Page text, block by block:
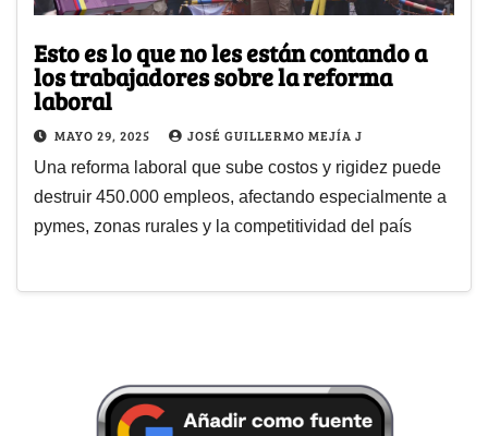
Esto es lo que no les están contando a
los trabajadores sobre la reforma
laboral
MAYO 29, 2025 JOSÉ GUILLERMO MEJÍA J
Una reforma laboral que sube costos y rigidez puede
destruir 450.000 empleos, afectando especialmente a
pymes, zonas rurales y la competitividad del país